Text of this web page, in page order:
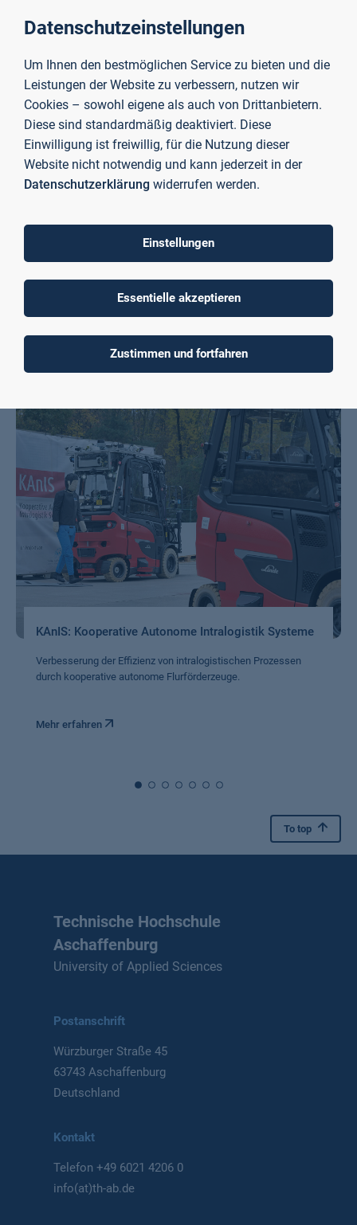
Technologietransferzentrum ZeWiS
Projekte
KAnIS: Kooperative Autonome Intralogistik Systeme
Verbesserung der Effizienz von intralogistischen Prozessen
durch kooperative autonome Flurförderzeuge.
Mehr erfahren
To top
Technische Hochschule
Aschaffenburg
University of Applied Sciences
Postanschrift
Würzburger Straße 45
63743 Aschaffenburg
Deutschland
Kontakt
Telefon+49 6021 4206 0
info(at)th-ab.de
Datenschutzeinstellungen
Um Ihnen den bestmöglichen Service zu bieten und die
Leistungen der Website zu verbessern, nutzen wir
Cookies – sowohl eigene als auch von Drittanbietern.
Diese sind standardmäßig deaktiviert. Diese
Einwilligung ist freiwillig, für die Nutzung dieser
Website nicht notwendig und kann jederzeit in der
Datenschutzerklärung widerrufen werden.
Einstellungen
Essentielle akzeptieren
Zustimmen und fortfahren